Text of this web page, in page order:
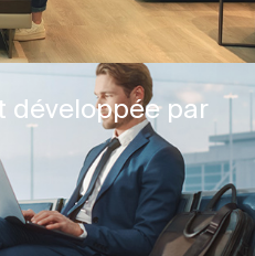
développée par